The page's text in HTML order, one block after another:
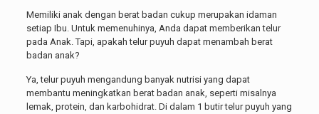
Memiliki anak dengan berat badan cukup merupakan idaman
setiap Ibu. Untuk memenuhinya, Anda dapat memberikan telur
pada Anak. Tapi, apakah telur puyuh dapat menambah berat
badan anak?
Ya, telur puyuh mengandung banyak nutrisi yang dapat
membantu meningkatkan berat badan anak, seperti misalnya
lemak, protein, dan karbohidrat. Di dalam 1 butir telur puyuh yang